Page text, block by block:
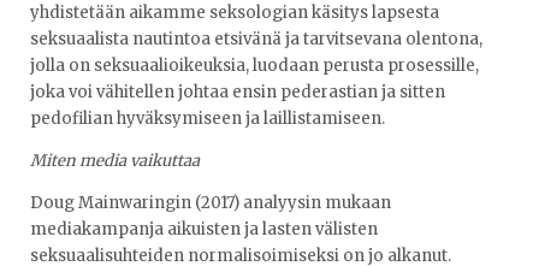
yhdistetään aikamme seksologian käsitys lapsesta
seksuaalista nautintoa etsivänä ja tarvitsevana olentona,
jolla on seksuaalioikeuksia, luodaan perusta prosessille,
joka voi vähitellen johtaa ensin pederastian ja sitten
pedofilian hyväksymiseen ja laillistamiseen.
Miten media vaikuttaa
Doug Mainwaringin (2017) analyysin mukaan
mediakampanja aikuisten ja lasten välisten
seksuaalisuhteiden normalisoimiseksi on jo alkanut.